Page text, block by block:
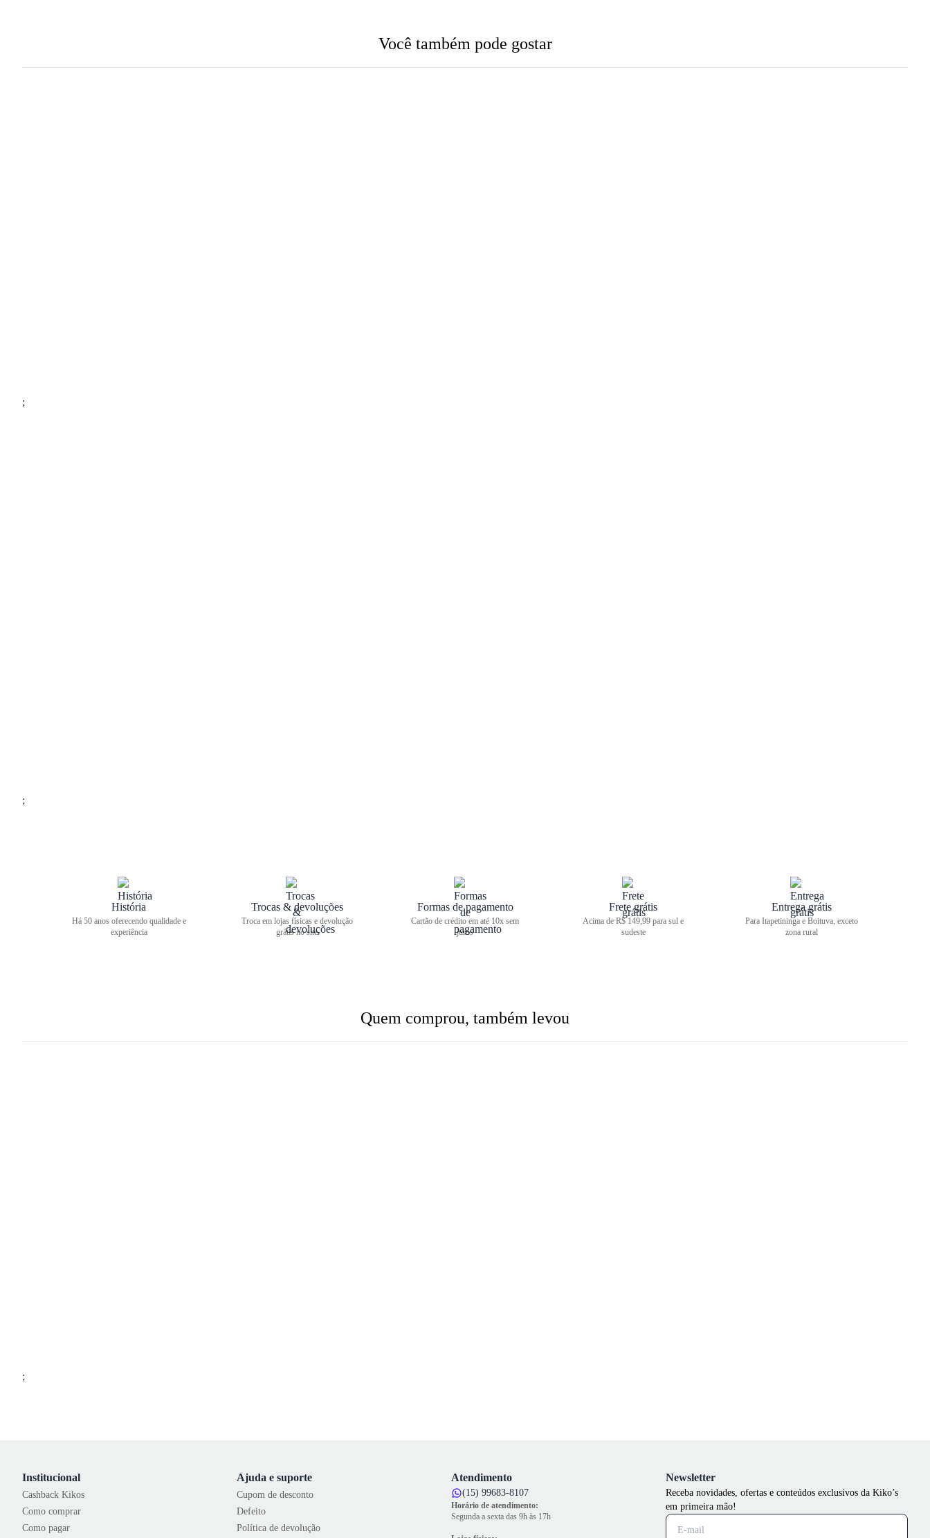
Você também pode gostar
;
;
História
Há 50 anos oferecendo qualidade e
experiência
Trocas & devoluções
Troca em lojas físicas e devolução
grátis no site
Formas de pagamento
Cartão de crédito em até 10x sem
juros
Frete grátis
Acima de R$ 149,99 para sul e
sudeste
Entrega grátis
Para Itapetininga e Boituva, exceto
zona rural
Quem comprou, também levou
;
Institucional
Cashback Kikos
Como comprar
Como pagar
Ajuda e suporte
Cupom de desconto
Defeito
Política de devolução
Atendimento
(15) 99683-8107
Horário de atendimento:
Segunda a sexta das 9h às 17h
Newsletter
Receba novidades, ofertas e conteúdos exclusivos da Kiko’s
em primeira mão!